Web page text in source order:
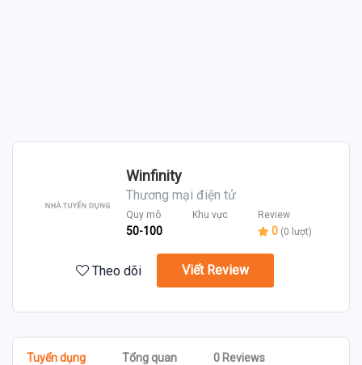
Winfinity
Thương mại điện tử
Quy mô
50-100
Khu vực Review
0 (0 lượt)
Theo dõi Viết Review
Tuyển dụng Tổng quan 0 Reviews